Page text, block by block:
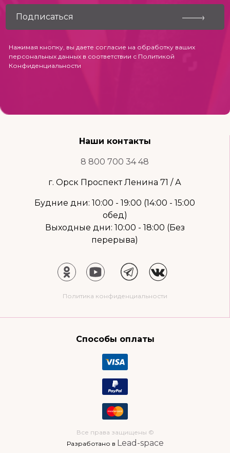
Нажимая кнопку, вы даете согласие на обработку ваших
персональных данных в соответствии с Политикой
Конфиденциальности
Наши контакты
8 800 700 34 48
г. Орск Проспект Ленина 71 / А
Будние дни: 10:00 - 19:00 (14:00 - 15:00
обед)
Выходные дни: 10:00 - 18:00 (Без
перерыва)
Политика конфиденциальности
Способы оплаты
Все права защищены ©
Разработано в Lead-space